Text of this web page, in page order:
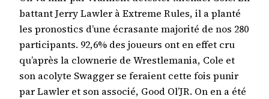
battant Jerry Lawler à Extreme Rules, il a planté
les pronostics d’une écrasante majorité de nos 280
participants. 92,6% des joueurs ont en effet cru
qu’après la clownerie de Wrestlemania, Cole et
son acolyte Swagger se feraient cette fois punir
par Lawler et son associé, Good Ol’JR. On en a été